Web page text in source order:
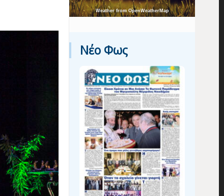
Weather from OpenWeatherMap
Νέο Φως